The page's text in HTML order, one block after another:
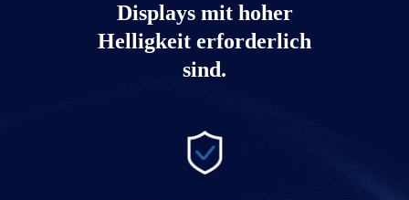
Displays mit hoher
Helligkeit erforderlich
sind.